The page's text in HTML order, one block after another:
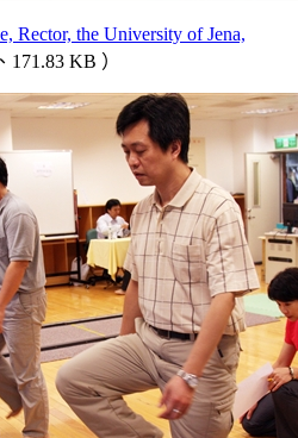
Rector, the University of Jena,
171.83 KB ）